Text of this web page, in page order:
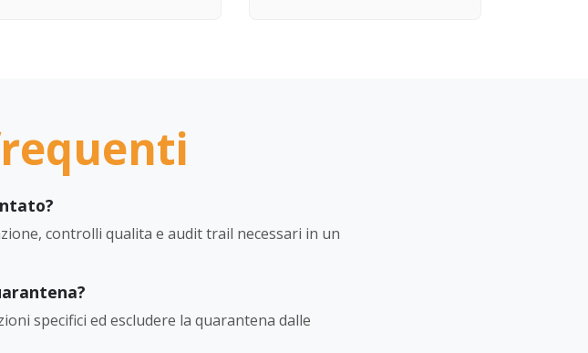
controlli qualita e audit trail necessari in un
specifici ed escludere la quarantena dalle